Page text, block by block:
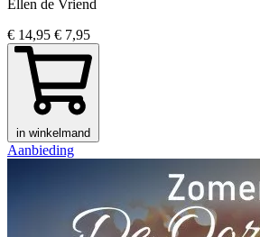
Ellen de Vriend
€ 14,95 € 7,95
in winkelmand
Aanbieding